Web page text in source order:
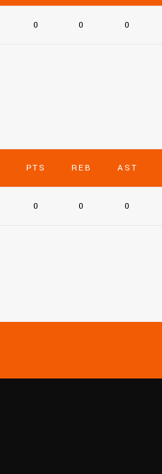
0 0 0
PTS REB AST
0 0 0